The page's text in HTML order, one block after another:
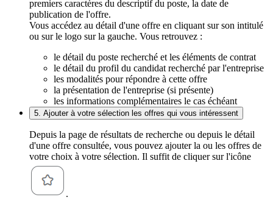
premiers caractères du descriptif du poste, la date de
publication de l'offre.
Vous accédez au détail d'une offre en cliquant sur son intitulé
ou sur le logo sur la gauche. Vous retrouvez :
le détail du poste recherché et les éléments de contrat
le détail du profil du candidat recherché par l'entreprise
les modalités pour répondre à cette offre
la présentation de l'entreprise (si présente)
les informations complémentaires le cas échéant
5. Ajouter à votre sélection les offres qui vous intéressent
Depuis la page de résultats de recherche ou depuis le détail
d'une offre consultée, vous pouvez ajouter la ou les offres de
votre choix à votre sélection. Il suffit de cliquer sur l'icône
.